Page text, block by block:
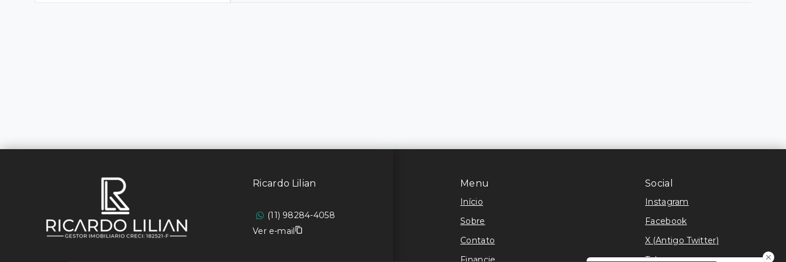
Menu
Início
Sobre
Contato
Financie
Social
Instagram
Facebook
X (Antigo Twitter)
Telegram
Ricardo Lilian
(11) 98284-4058
Ver e-mail